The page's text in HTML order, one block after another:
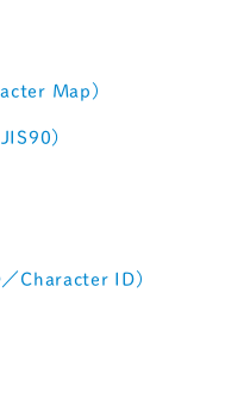
Map)
）
Character ID)